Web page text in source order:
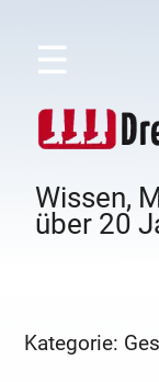
☰
Wissen,
über 20
Kategorie: